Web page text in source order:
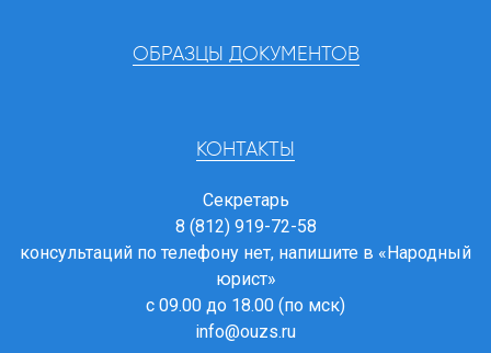
ОБРАЗЦЫ ДОКУМЕНТОВ
КОНТАКТЫ
Секретарь
8 (812) 919-72-58
консультаций по телефону нет, напишите в «Народный
юрист»
с 09.00 до 18.00 (по мск)
info@ouzs.ru